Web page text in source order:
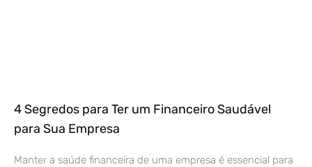
4 Segredos para Ter um Financeiro Saudável
para Sua Empresa
Manter a saúde financeira de uma empresa é essencial para